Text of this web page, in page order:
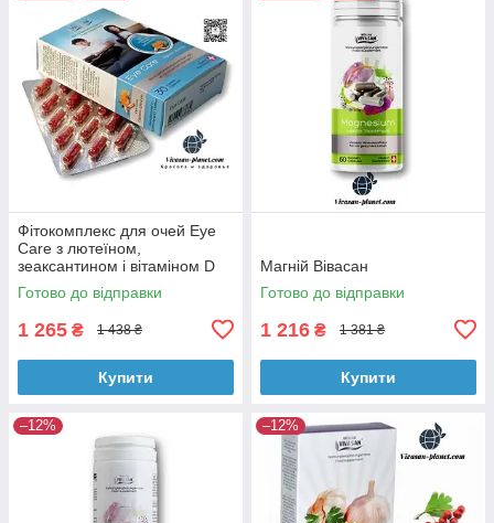
Фітокомплекс для очей Eye
Care з лютеїном,
зеаксантином і вітаміном D
Вівасан Швейцарія
Готово до відправки
1 265 ₴ 1 438 ₴
Купити
Магній Вівасан
Готово до відправки
1 216 ₴ 1 381 ₴
Купити
–12% –12%